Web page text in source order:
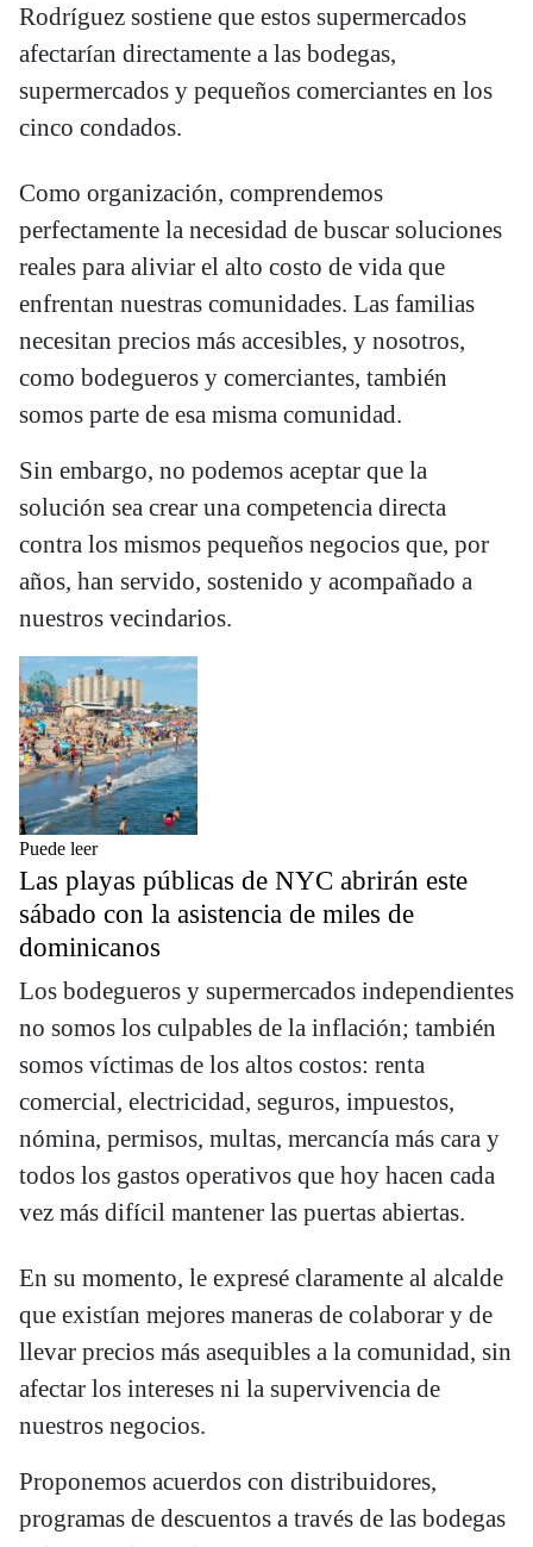
Rodríguez sostiene que estos supermercados
afectarían directamente a las bodegas,
supermercados y pequeños comerciantes en los
cinco condados.
Como organización, comprendemos
perfectamente la necesidad de buscar soluciones
reales para aliviar el alto costo de vida que
enfrentan nuestras comunidades. Las familias
necesitan precios más accesibles, y nosotros,
como bodegueros y comerciantes, también
somos parte de esa misma comunidad.
Sin embargo, no podemos aceptar que la
solución sea crear una competencia directa
contra los mismos pequeños negocios que, por
años, han servido, sostenido y acompañado a
nuestros vecindarios.
Puede leer
Las playas públicas de NYC abrirán este
sábado con la asistencia de miles de
dominicanos
Los bodegueros y supermercados independientes
no somos los culpables de la inflación; también
somos víctimas de los altos costos: renta
comercial, electricidad, seguros, impuestos,
nómina, permisos, multas, mercancía más cara y
todos los gastos operativos que hoy hacen cada
vez más difícil mantener las puertas abiertas.
En su momento, le expresé claramente al alcalde
que existían mejores maneras de colaborar y de
llevar precios más asequibles a la comunidad, sin
afectar los intereses ni la supervivencia de
nuestros negocios.
Proponemos acuerdos con distribuidores,
programas de descuentos a través de las bodegas